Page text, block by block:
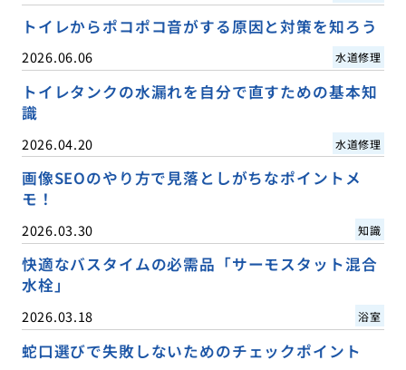
トイレからポコポコ音がする原因と対策を知ろう
2026.06.06 水道修理
トイレタンクの水漏れを自分で直すための基本知
識
2026.04.20 水道修理
画像SEOのやり方で見落としがちなポイントメ
モ！
2026.03.30 知識
快適なバスタイムの必需品「サーモスタット混合
水栓」
2026.03.18 浴室
蛇口選びで失敗しないためのチェックポイント